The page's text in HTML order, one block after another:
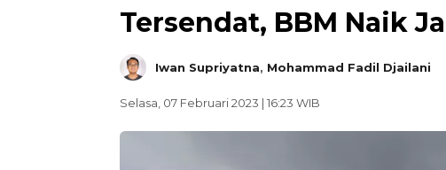
Tersendat, BBM Naik
Iwan Supriyatna, Mohammad Fadil Djailani
Selasa, 07 Februari 2023 | 16:23 WIB